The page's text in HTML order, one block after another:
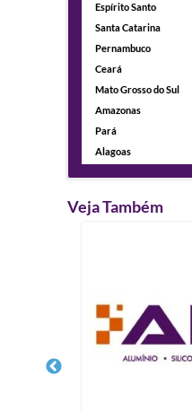
Espírito Santo
Santa Catarina
Pernambuco
Ceará
Mato Grosso do Sul
Amazonas
Pará
Alagoas
Veja Também